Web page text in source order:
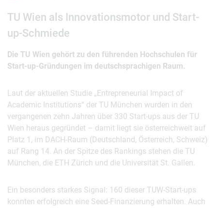
TU Wien als Innovationsmotor und Start-
up-Schmiede
Die TU Wien gehört zu den führenden Hochschulen für
Start-up-Gründungen im deutschsprachigen Raum.
Laut der aktuellen Studie „Entrepreneurial Impact of
Academic Institutions“ der TU München wurden in den
vergangenen zehn Jahren über 330 Start-ups aus der TU
Wien heraus gegründet – damit liegt sie österreichweit auf
Platz 1, im DACH-Raum (Deutschland, Österreich, Schweiz)
auf Rang 14. An der Spitze des Rankings stehen die TU
München, die ETH Zürich und die Universität St. Gallen.
Ein besonders starkes Signal: 160 dieser TUW-Start-ups
konnten erfolgreich eine Seed-Finanzierung erhalten. Auch